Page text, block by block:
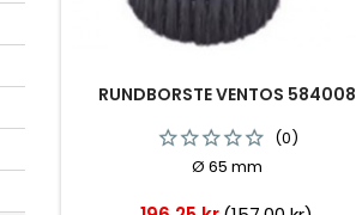
RUNDBORSTE VENTOS 584008
(0)
Ø 65 mm